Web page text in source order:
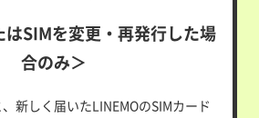
はSIMを変更・再発行した場
合のみ＞
新しく届いたLINEMOのSIMカード